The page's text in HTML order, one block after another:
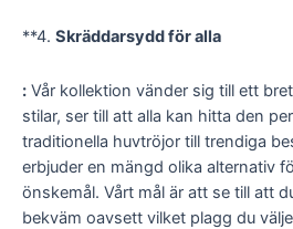
**4. Skräddarsydd för alla
: Vår kollektion vänder sig till ett
stilar, ser till att alla kan hitta den
traditionella huvtröjor till trendiga
erbjuder en mängd olika alternativ
önskemål. Vårt mål är att se till att
bekväm oavsett vilket plagg du